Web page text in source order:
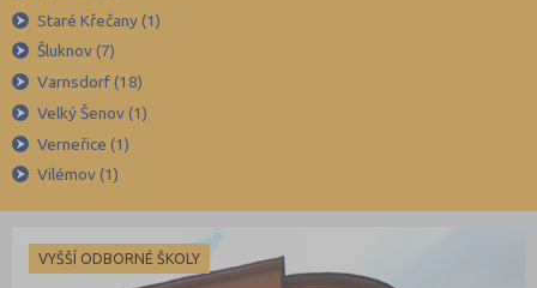
Hradec Králové (139)
Cheb (61)
Chomutov (65)
Jablonec nad Nisou (67)
Jičín (75)
Jihlava (94)
Staré Křečany (1)
Šluknov (7)
Varnsdorf (18)
Velký Šenov (1)
Verneřice (1)
Vilémov (1)
VYŠŠÍ ODBORNÉ ŠKOLY